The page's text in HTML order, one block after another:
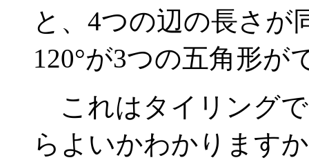
と、4つの辺の長さが
120°が3つの五角形が
これはタイリング
らよいかわかります